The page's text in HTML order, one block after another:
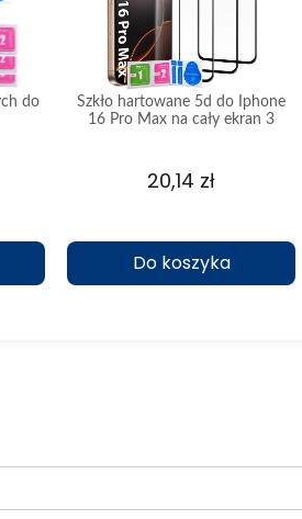
do
Szkło hartowane 5d do Iphone
16 Pro Max na cały ekran 3
20,14 zł
Do koszyka